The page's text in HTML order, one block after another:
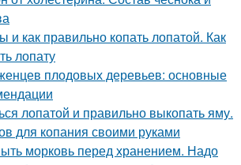
и как правильно копать лопатой. Как
лопату
плодовых деревьев: основные
лопатой и правильно выкопать яму.
для копания своими руками
морковь перед хранением. Надо